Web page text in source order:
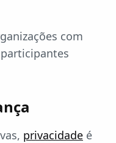
com
privacidade é